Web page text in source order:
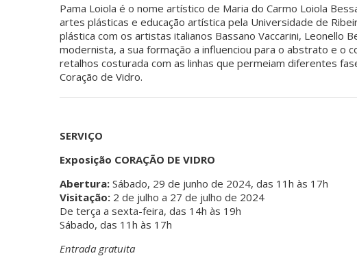
Pama Loiola é o nome artístico de Maria do Carmo Loiola
artes plásticas e educação artística pela Universidade de
plástica com os artistas italianos Bassano Vaccarini, Leonello
modernista, a sua formação a influenciou para o abstrato e o
retalhos costurada com as linhas que permeiam diferentes
Coração de Vidro.
SERVIÇO
Exposição CORAÇÃO DE VIDRO
Abertura: Sábado, 29 de junho de 2024, das 11h às 17h
Visitação: 2 de julho a 27 de julho de 2024
De terça a sexta-feira, das 14h às 19h
Sábado, das 11h às 17h
Entrada gratuita